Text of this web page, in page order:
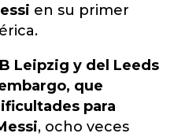
en su primer
Leipzig y del Leeds
que
para
, ocho veces